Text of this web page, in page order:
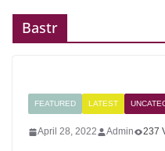
Bastr
FEATURED LATEST
April 28, 2022 Admin 237